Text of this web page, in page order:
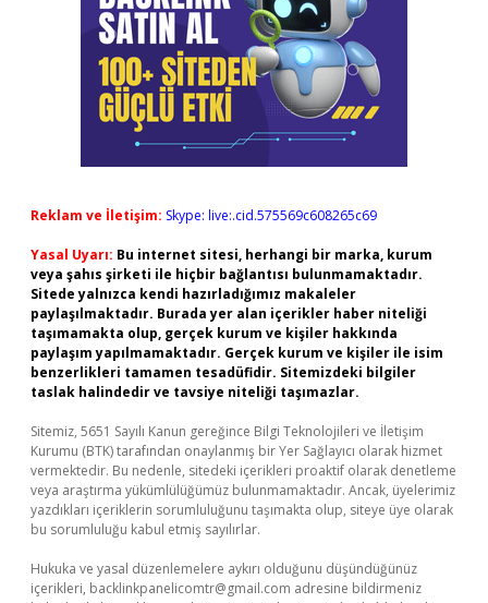
Reklam ve İletişim: Skype: live:.cid.575569c608265c69
Yasal Uyarı: Bu internet sitesi, herhangi bir marka, kurum
veya şahıs şirketi ile hiçbir bağlantısı bulunmamaktadır.
Sitede yalnızca kendi hazırladığımız makaleler
paylaşılmaktadır. Burada yer alan içerikler haber niteliği
taşımamakta olup, gerçek kurum ve kişiler hakkında
paylaşım yapılmamaktadır. Gerçek kurum ve kişiler ile isim
benzerlikleri tamamen tesadüfidir. Sitemizdeki bilgiler
taslak halindedir ve tavsiye niteliği taşımazlar.
Sitemiz, 5651 Sayılı Kanun gereğince Bilgi Teknolojileri ve İletişim
Kurumu (BTK) tarafından onaylanmış bir Yer Sağlayıcı olarak hizmet
vermektedir. Bu nedenle, sitedeki içerikleri proaktif olarak denetleme
veya araştırma yükümlülüğümüz bulunmamaktadır. Ancak, üyelerimiz
yazdıkları içeriklerin sorumluluğunu taşımakta olup, siteye üye olarak
bu sorumluluğu kabul etmiş sayılırlar.
Hukuka ve yasal düzenlemelere aykırı olduğunu düşündüğünüz
içerikleri, backlinkpanelicomtr@gmail.com adresine bildirmeniz